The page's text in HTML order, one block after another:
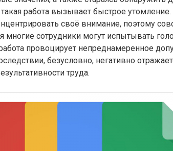
такая работа вызывает быстрое
своё внимание, поэтому
многие сотрудники могут испытывать
провоцирует непреднамеренное
безусловно, негативно
труда.